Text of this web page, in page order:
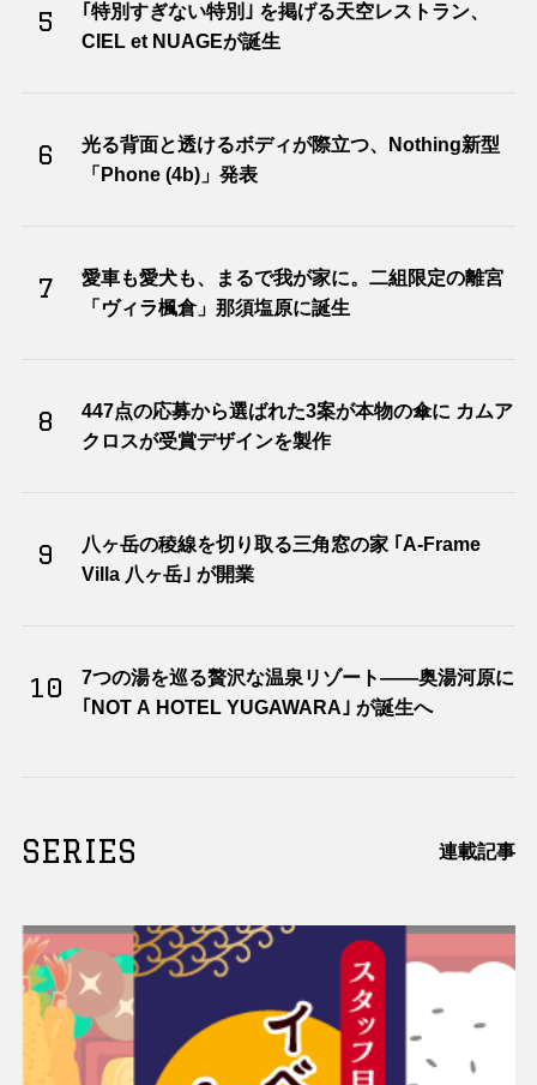
5
｢特別すぎない特別｣ を掲げる天空レストラン、
CIEL et NUAGEが誕生
6
光る背面と透けるボディが際立つ、Nothing新型
「Phone (4b)」発表
7
愛車も愛犬も、まるで我が家に。二組限定の離宮
「ヴィラ楓倉」那須塩原に誕生
8
447点の応募から選ばれた3案が本物の傘に カムア
クロスが受賞デザインを製作
9
八ヶ岳の稜線を切り取る三角窓の家 ｢A-Frame
Villa 八ヶ岳｣ が開業
10
7つの湯を巡る贅沢な温泉リゾート――奥湯河原に
｢NOT A HOTEL YUGAWARA｣ が誕生へ
SERIES 連載記事